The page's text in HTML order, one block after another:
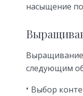
насыщение
Выращивание
следующим
Выбор